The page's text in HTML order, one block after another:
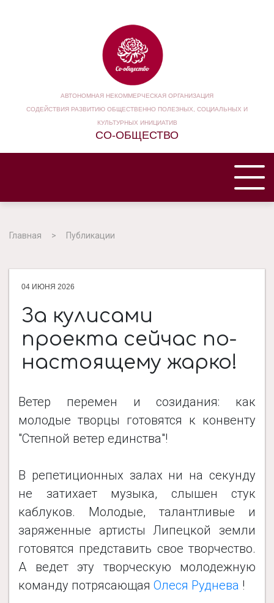
АВТОНОМНАЯ НЕКОММЕРЧЕСКАЯ ОРГАНИЗАЦИЯ
СОДЕЙСТВИЯ РАЗВИТИЮ ОБЩЕСТВЕННО ПОЛЕЗНЫХ, СОЦИАЛЬНЫХ И
КУЛЬТУРНЫХ ИНИЦИАТИВ
СО-ОБЩЕСТВО
НАША ОРГАНИЗАЦИЯ
ДОКУМЕНТЫ
ФОТОАЛЬБОМЫ
КОНТАКТЫ
Главная Публикации
04 ИЮНЯ 2026
За кулисами
проекта сейчас по-
настоящему жарко!
Ветер перемен и созидания: как
молодые творцы готовятся к конвенту
"Степной ветер единства"!
В репетиционных залах ни на секунду
не затихает музыка, слышен стук
каблуков. Молодые, талантливые и
заряженные артисты Липецкой земли
готовятся представить свое творчество.
А ведет эту творческую молодежную
команду потрясающая Олеся Руднева !